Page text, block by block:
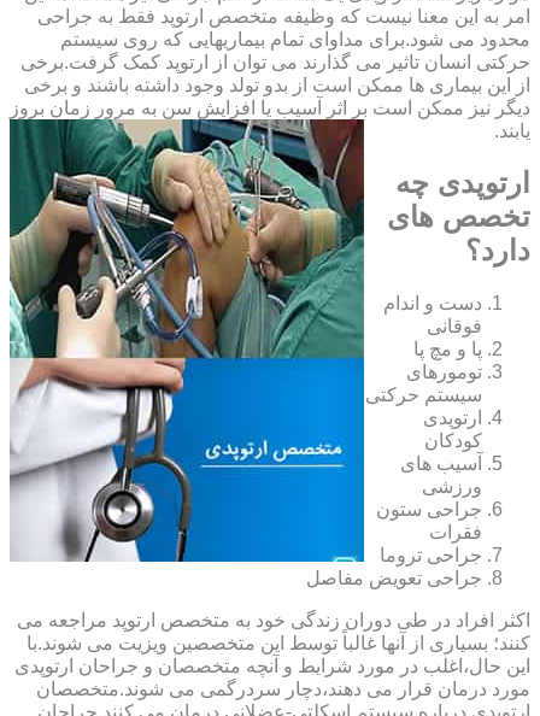
امر به این معنا نیست که وظیفه متخصص ارتوپد فقط به جراحی
محدود می شود.برای مداوای تمام بیماریهایی که روی سیستم
حرکتی انسان تاثیر می گذارند می توان از ارتوپد کمک گرفت.برخی
از این بیماری ها ممکن است از بدو تولد وجود داشته باشند و برخی
دیگر نیز ممکن است بر اثر آسیب یا افزایش سن به مرور زمان بروز
یابند.
ارتوپدی چه
تخصص های
دارد؟
دست و اندام
فوقانی
پا و مچ پا
تومورهای
سیستم حرکتی
ارتوپدی
کودکان
آسیب های
ورزشی
جراحی ستون
فقرات
جراحی تروما
جراحی تعویض مفاصل
اکثر افراد در طی دوران زندگی خود به متخصص ارتوپد مراجعه می
کنند؛ بسیاری از آنها غالباً توسط این متخصصین ویزیت می شوند.با
این حال،اغلب در مورد شرایط و آنچه متخصصان و جراحان ارتوپدی
مورد درمان قرار می دهند،دچار سردرگمی می شوند.متخصصان
ارتوپدی درباره سیستم اسکلتی-عضلانی درمان می کنند.جراحان